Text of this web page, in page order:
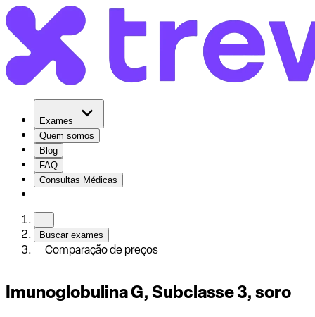
Exames
Quem somos
Blog
FAQ
Consultas Médicas
Buscar exames
Comparação de preços
Imunoglobulina G, Subclasse 3, soro